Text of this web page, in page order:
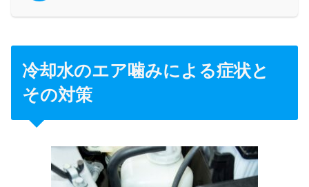
冷却水のエア噛みによる症状と
その対策